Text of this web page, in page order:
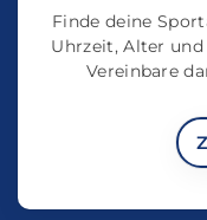
Finde deine
Uhrzeit, Alter
Vereinbare